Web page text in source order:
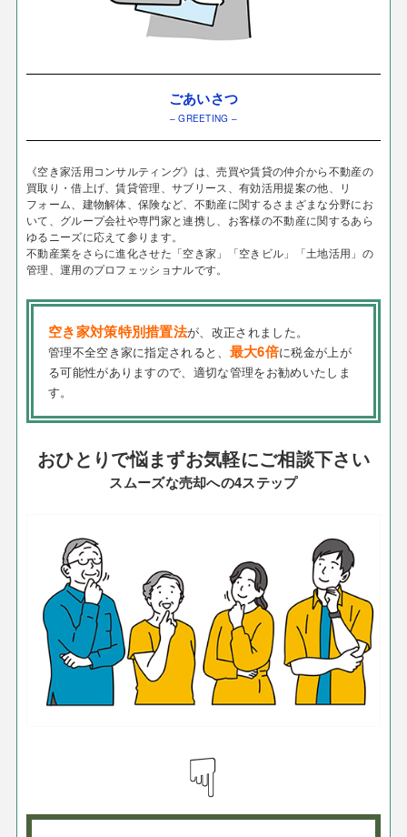
ごあいさつ
– GREETING –
《空き家活用コンサルティング》は、売買や賃貸の仲介から不動産の
買取り・借上げ、賃貸管理、サブリース、有効活用提案の他、リ
フォーム、建物解体、保険など、不動産に関するさまざまな分野にお
いて、グループ会社や専門家と連携し、お客様の不動産に関するあら
ゆるニーズに応えて参ります。
不動産業をさらに進化させた「空き家」「空きビル」「土地活用」の
管理、運用のプロフェッショナルです。
空き家対策特別措置法が、改正されました。
管理不全空き家に指定されると、 最大6倍に税金が上が
る可能性がありますので、適切な管理をお勧めいたしま
す。
おひとりで悩まずお気軽にご相談下さい
スムーズな売却への4ステップ
☟